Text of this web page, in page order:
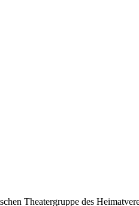
Theatergruppe des